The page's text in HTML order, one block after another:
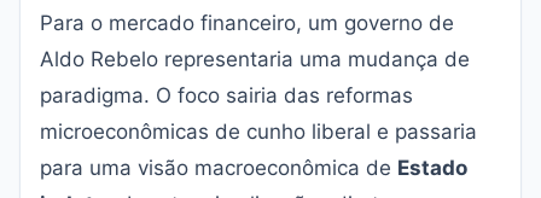
Para o mercado financeiro, um governo de
Aldo Rebelo representaria uma mudança de
paradigma. O foco sairia das reformas
microeconômicas de cunho liberal e passaria
para uma visão macroeconômica de Estado